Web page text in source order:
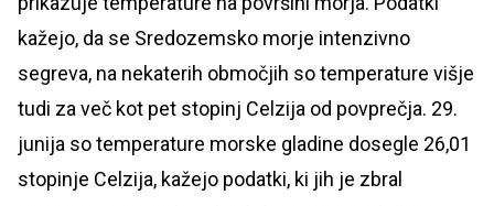
kažejo, da se Sredozemsko morje intenzivno
segreva, na nekaterih območjih so temperature višje
tudi za več kot pet stopinj Celzija od povprečja. 29.
junija so temperature morske gladine dosegle 26,01
stopinje Celzija, kažejo podatki, ki jih je zbral